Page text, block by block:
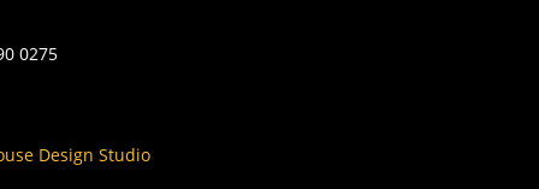
0275
Design Studio